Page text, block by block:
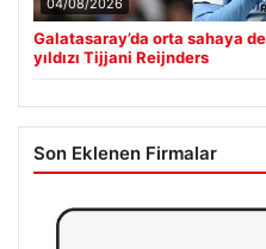
04/08/2026
Galatasaray’da orta sahaya
yıldızı Tijjani Reijnders
Son Eklenen Firmalar